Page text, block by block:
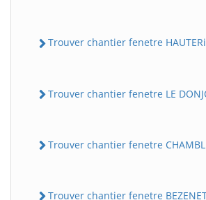
Trouver chantier fenetre
Trouver chantier fenetre LE
Trouver chantier fenetre
Trouver chantier fenetre